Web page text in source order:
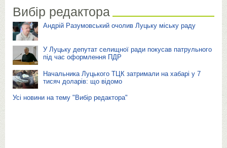
Вибір редактора
Андрій Разумовський очолив Луцьку міську раду
У Луцьку депутат селищної ради покусав патрульного
під час оформлення ПДР
Начальника Луцького ТЦК затримали на хабарі у 7
тисяч доларів: що відомо
Усі новини на тему "Вибір редактора"